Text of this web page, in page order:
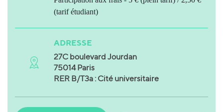
(tarif étudiant)
ADRESSE
27C boulevard Jourdan
75014 Paris
RER B/T3a : Cité universitaire